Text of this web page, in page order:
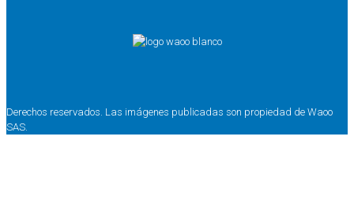
Derechos reservados. Las imágenes publicadas son propiedad de Waoo
SAS.